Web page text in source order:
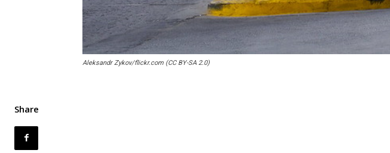
Aleksandr Zykov/flickr.com (CC BY-SA 2.0)
Share